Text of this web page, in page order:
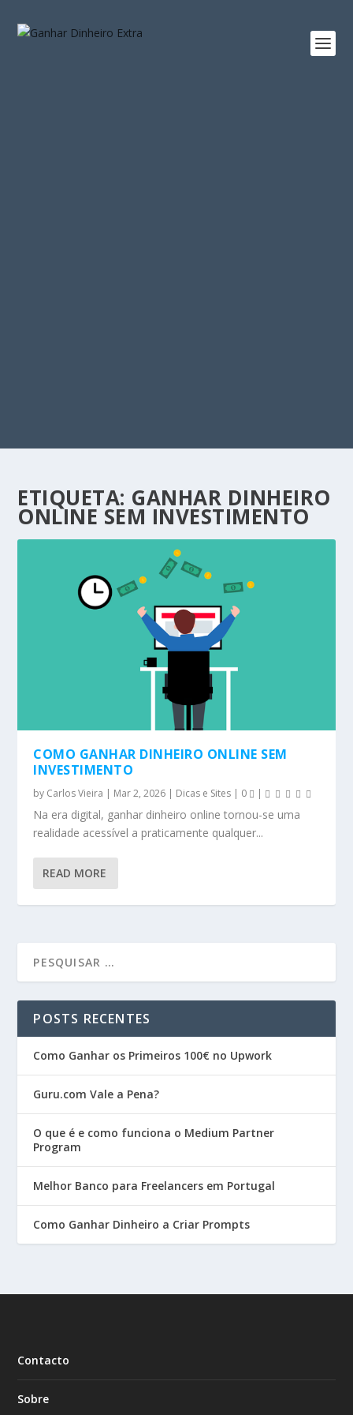
ETIQUETA: GANHAR DINHEIRO
ONLINE SEM INVESTIMENTO
COMO GANHAR DINHEIRO ONLINE SEM
INVESTIMENTO
by Carlos Vieira | Mar 2, 2026 | Dicas e Sites | 0 |
Na era digital, ganhar dinheiro online tornou-se uma
realidade acessível a praticamente qualquer...
READ MORE
POSTS RECENTES
Como Ganhar os Primeiros 100€ no Upwork
Guru.com Vale a Pena?
O que é e como funciona o Medium Partner
Program
Melhor Banco para Freelancers em Portugal
Como Ganhar Dinheiro a Criar Prompts
Contacto
Sobre